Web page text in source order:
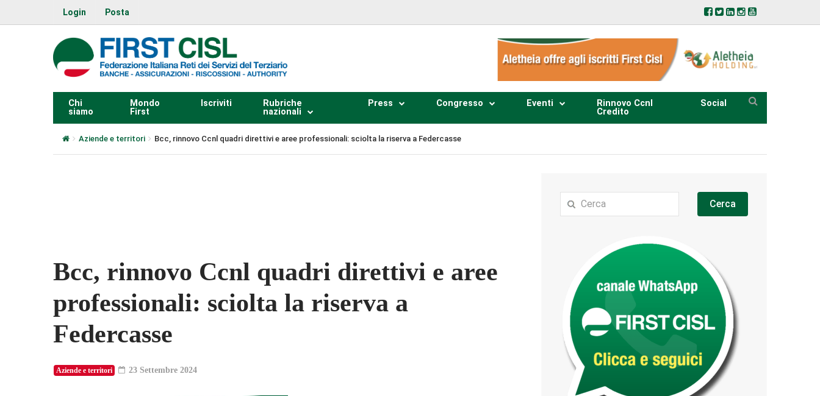
Login Posta
Chi
siamo
Mondo
First
Iscriviti
Rubriche
nazionali
Press Congresso Eventi
Rinnovo Ccnl
Credito
Social
Aziende e territori Bcc, rinnovo Ccnl quadri direttivi e aree professionali: sciolta la riserva a Federcasse
Bcc, rinnovo Ccnl quadri direttivi e aree
professionali: sciolta la riserva a
Federcasse
Aziende e territori 23 Settembre 2024
Cerca